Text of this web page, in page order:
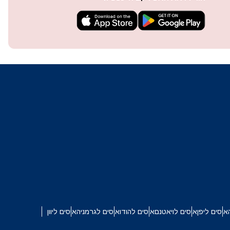
or
איסים ליפןאיסים לויאטנםאיסים להודואיסים לגרמניהאיסים ליוון